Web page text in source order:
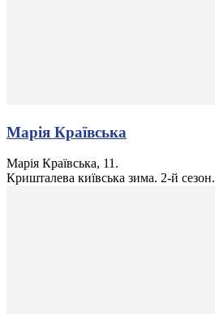
Марія Краївська
Марія Краївська, 11.
Кришталева київська зима. 2-й сезон.